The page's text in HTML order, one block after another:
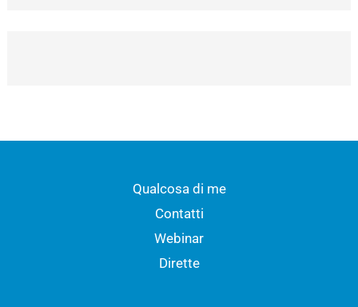
Qualcosa di me
Contatti
Webinar
Dirette